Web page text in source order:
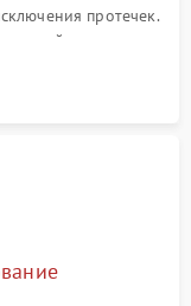
протечек.
системы,
поплавка.